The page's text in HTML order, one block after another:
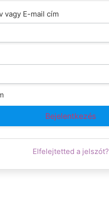
vagy E-mail cím
Elfelejtetted a jelszót?